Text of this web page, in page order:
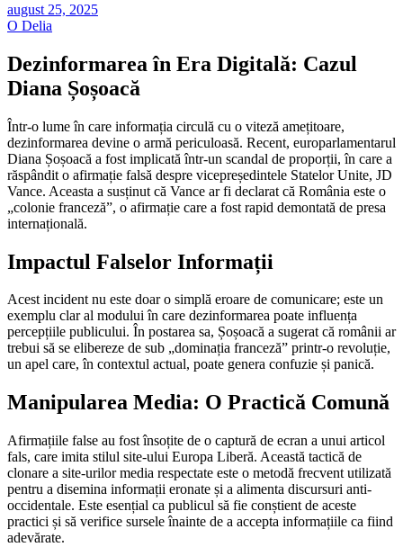
august 25, 2025
O Delia
Dezinformarea în Era Digitală: Cazul
Diana Șoșoacă
Într-o lume în care informația circulă cu o viteză amețitoare,
dezinformarea devine o armă periculoasă. Recent, europarlamentarul
Diana Șoșoacă a fost implicată într-un scandal de proporții, în care a
răspândit o afirmație falsă despre vicepreședintele Statelor Unite, JD
Vance. Aceasta a susținut că Vance ar fi declarat că România este o
„colonie franceză”, o afirmație care a fost rapid demontată de presa
internațională.
Impactul Falselor Informații
Acest incident nu este doar o simplă eroare de comunicare; este un
exemplu clar al modului în care dezinformarea poate influența
percepțiile publicului. În postarea sa, Șoșoacă a sugerat că românii ar
trebui să se elibereze de sub „dominația franceză” printr-o revoluție,
un apel care, în contextul actual, poate genera confuzie și panică.
Manipularea Media: O Practică Comună
Afirmațiile false au fost însoțite de o captură de ecran a unui articol
fals, care imita stilul site-ului Europa Liberă. Această tactică de
clonare a site-urilor media respectate este o metodă frecvent utilizată
pentru a disemina informații eronate și a alimenta discursuri anti-
occidentale. Este esențial ca publicul să fie conștient de aceste
practici și să verifice sursele înainte de a accepta informațiile ca fiind
adevărate.